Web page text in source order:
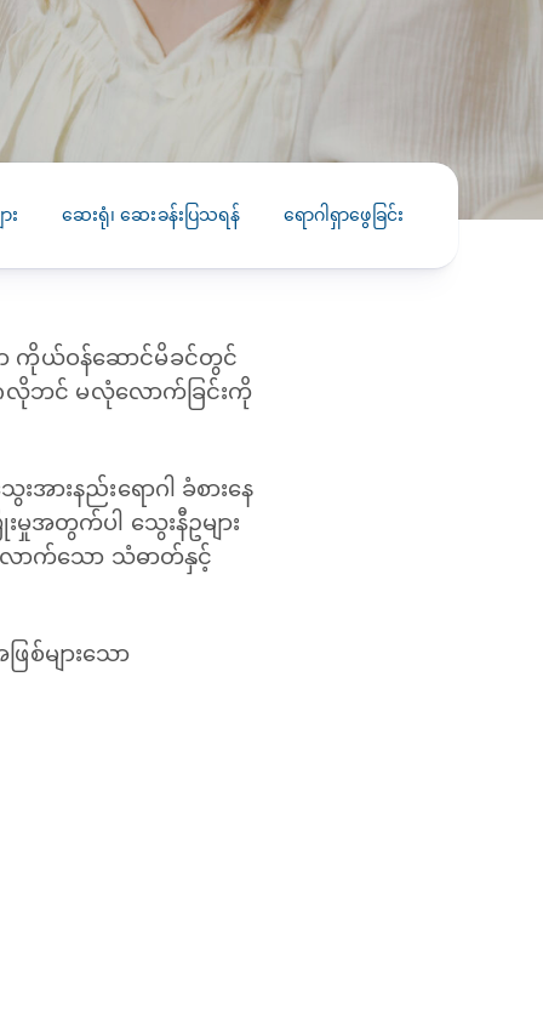
DISEASES AND CONDITIONS
22 APR 2026
Melioidosis (မယ်လီယွိုက်ဒိုး
ဆစ် ပြင်းထန်ကူးစက်ရောဂါ)
လီယွိုက်ဒိုးဆစ် ပြင်းထန်
29 AUG 2024
CLL HEALTH unveils
Shin Saw Pu Clinic in
Yangon, advancing
Yangon, Myanmar, 29
း ဆေးရုံ၊ ဆေးခန်းပြသရန် ရောဂါရှာဖွေခြင်း ကုသခြင်း
ာ ကိုယ်ဝန်ဆောင်မိခင်တွင်
လိုဘင် မလုံလောက်ခြင်းကို
ားနည်းရောဂါ ခံစားနေ
အတွက်ပါ သွေးနီဥများ
ာက်သော သံဓာတ်နှင့်
စ်များသော